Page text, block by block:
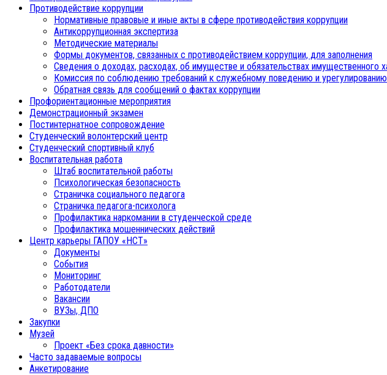
Противодействие коррупции
Нормативные правовые и иные акты в сфере противодействия коррупции
Антикоррупционная экспертиза
Методические материалы
Формы документов, связанных с противодействием коррупции, для заполнения
Сведения о доходах, расходах, об имуществе и обязательствах имущественного
Комиссия по соблюдению требований к служебному поведению и
Обратная связь для сообщений о фактах коррупции
Профориентационные мероприятия
Демонстрационный экзамен
Постинтернатное сопровождение
Студенческий волонтерский центр
Студенческий спортивный клуб
Воспитательная работа
Штаб воспитательной работы
Психологическая безопасность
Страничка социального педагога
Страничка педагога-психолога
Профилактика наркомании в студенческой среде
Профилактика мошеннических действий
Центр карьеры ГАПОУ «НСТ»
Документы
События
Мониторинг
Работодатели
Вакансии
ВУЗы, ДПО
Закупки
Музей
Проект «Без срока давности»
Часто задаваемые вопросы
Анкетирование